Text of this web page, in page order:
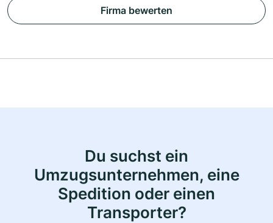
Firma bewerten
Du suchst ein
Umzugsunternehmen, eine
Spedition oder einen
Transporter?